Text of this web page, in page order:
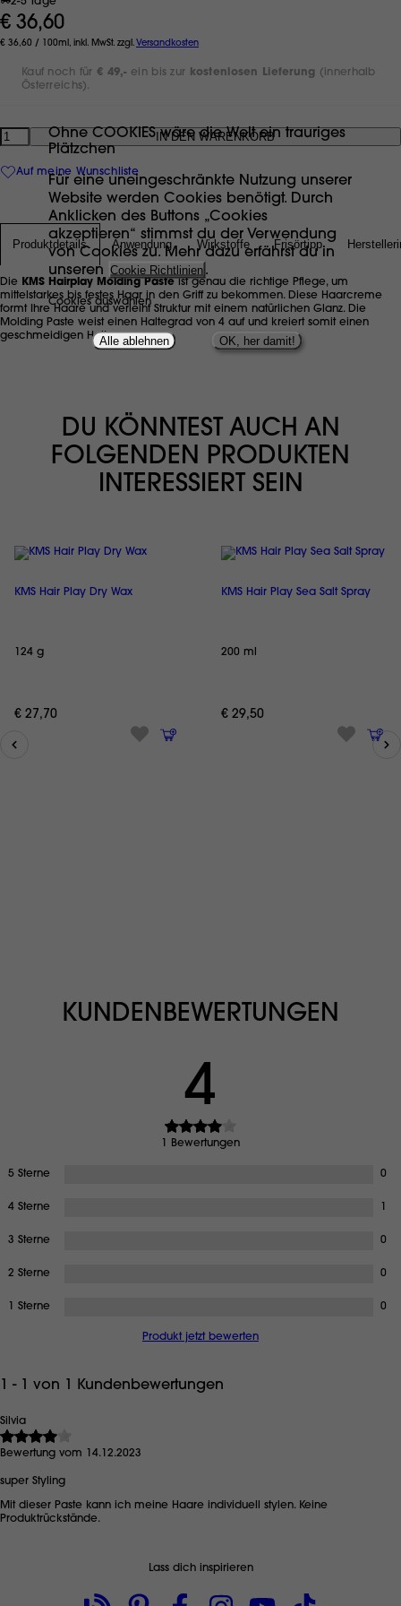
€ 36,60
€ 36,60 / 100ml, inkl. MwSt. zzgl.Versandkosten
Kauf noch für€ 49,- ein bis zur kostenlosen Lieferung (innerhalb
Österreichs).
Anzahl
Auf meine Wunschliste
Produktdetails Anwendung Wirkstoffe Frisörtipp
Die KMS Hairplay Molding Paste ist genau die richtige Pflege, um
mittelstarkes bis festes Haar in den Griff zu bekommen. Diese Haarcreme
formt Ihre Haare und verleiht Struktur mit einem natürlichen Glanz. Die
Molding Paste weist einen Haltegrad von 4 auf und kreiert somit einen
geschmeidigen Halt.
DU KÖNNTEST AUCH AN
FOLGENDEN PRODUKTEN
INTERESSIERT SEIN
KMS Hair Play Dry Wax
124 g
€ 27,70
KMS Hair Play Sea Salt Spray
200 ml
€ 29,50
KUNDENBEWERTUNGEN
4
1 Bewertungen
5 Sterne 0
4 Sterne
3 Sterne 0
2 Sterne 0
1 Sterne 0
Produkt jetzt bewerten
1 - 1 von 1 Kundenbewertungen
Silvia
Bewertung vom 14.12.2023
super Styling
Mit dieser Paste kann ich meine Haare individuell stylen. Keine
Produktrückstände.
Lass dich inspirieren
Ohne COOKIES wäre die Welt ein trauriges
Plätzchen
Für eine uneingeschränkte Nutzung unserer
Website werden Cookies benötigt. Durch
Anklicken des Buttons „Cookies
akzeptieren“ stimmst du der Verwendung
von Cookies zu. Mehr dazu erfährst du in
unseren Cookie Richtlinien .
Cookies auswählen
Alle ablehnen OK, her damit!